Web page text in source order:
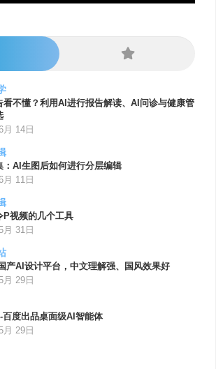
看不懂？利用AI进行报告解读、AI问诊与健康管
月 14日
：AI生图后如何进行分层编辑
月 11日
P视频的几个工具
月 31日
产AI设计平台，中文理解强、国风效果好
月 29日
百度出品桌面级AI智能体
月 29日